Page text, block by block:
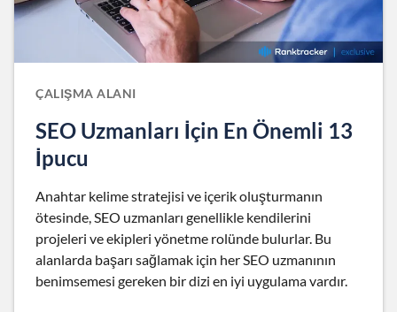
ÇALIŞMA ALANI
SEO Uzmanları İçin En Önemli 13
İpucu
Anahtar kelime stratejisi ve içerik oluşturmanın
ötesinde, SEO uzmanları genellikle kendilerini
projeleri ve ekipleri yönetme rolünde bulurlar. Bu
alanlarda başarı sağlamak için her SEO uzmanının
benimsemesi gereken bir dizi en iyi uygulama vardır.